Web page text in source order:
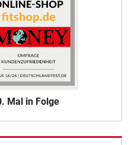
Mal in Folge